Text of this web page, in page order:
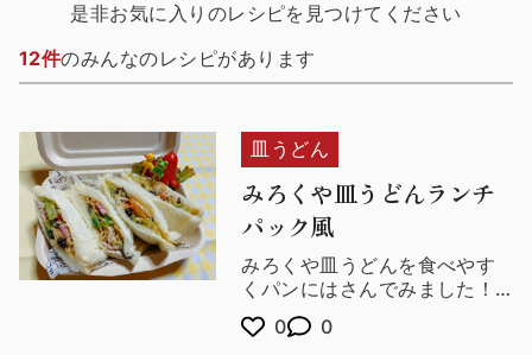
是非お気に入りのレシピを見つけてください
12件のみんなのレシピがあります
皿うどん
みろくや皿うどんランチ
パック風
みろくや皿うどんを食べやす
くパンにはさんでみました！
今の時期だとお花見や遠足な
どお外で食べても良さそうで
0 0